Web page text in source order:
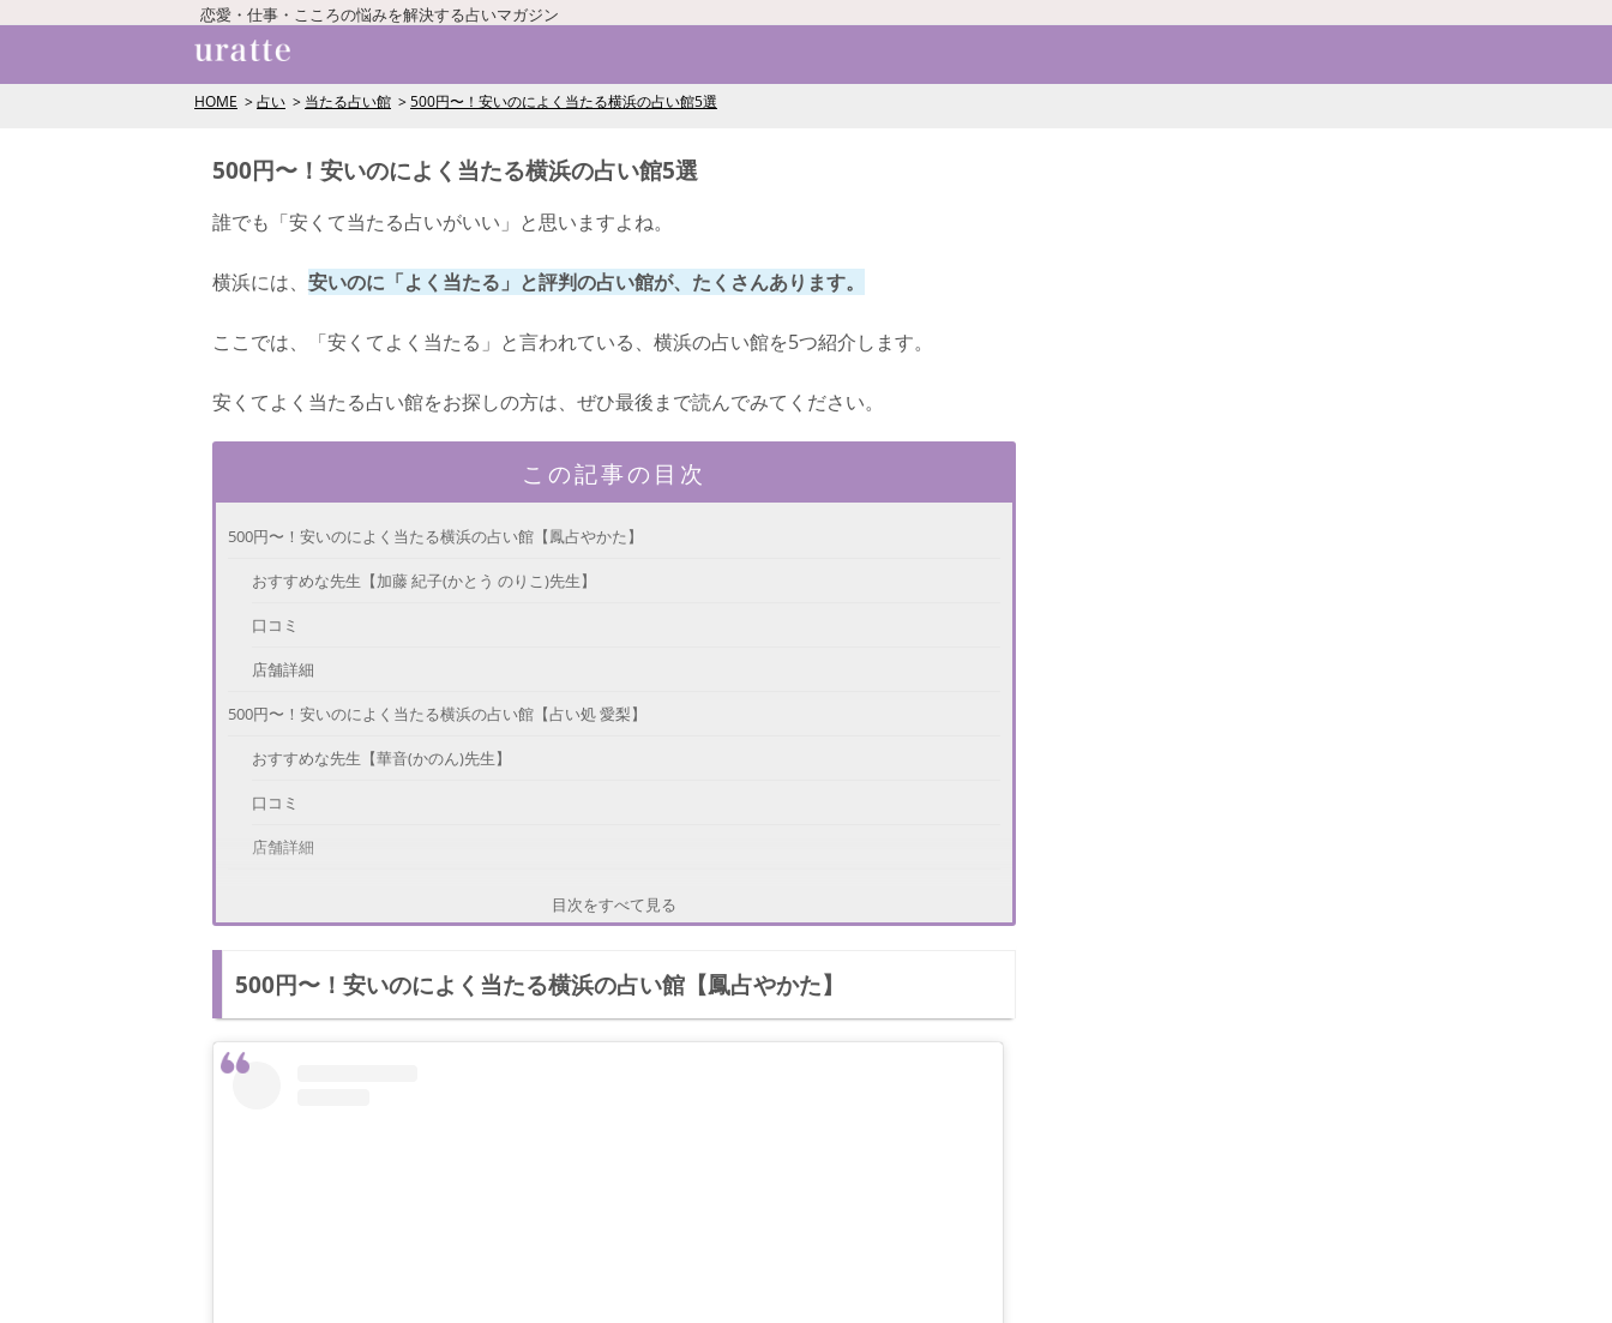
恋愛・仕事・こころの悩みを解決する占いマガジン
HOME 占い 当たる占い館 500円〜！安いのによく当たる横浜の占い館5選
500円〜！安いのによく当たる横浜の占い館5選
誰でも「安くて当たる占いがいい」と思いますよね。
横浜には、 安いのに「よく当たる」と評判の占い館が、たくさんあります。
ここでは、「安くてよく当たる」と言われている、横浜の占い館を5つ紹介します。
安くてよく当たる占い館をお探しの方は、ぜひ最後まで読んでみてください。
この記事の目次
500円〜！安いのによく当たる横浜の占い館【鳳占やかた】
おすすめな先生【加藤 紀子(かとう のりこ)先生】
口コミ
店舗詳細
500円〜！安いのによく当たる横浜の占い館【占い処 愛梨】
おすすめな先生【華音(かのん)先生】
口コミ
店舗詳細
口コミ
店舗詳細
500円〜！安いのによく当たる横浜の占い館【龍占堂 横浜中華街本店】
目次をすべて見る
500円〜！安いのによく当たる横浜の占い館【鳳占やかた】